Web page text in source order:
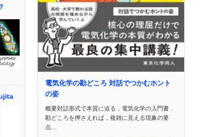
電気化学の勘どころ 対話でつかむホント
の姿
概要対話形式で本質に迫る，電気化学の入門書．
勘どころを押さえれば，複雑に見える現象の要
点…